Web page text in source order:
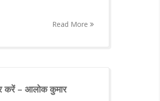
Read More
करें – आलोक कुमार